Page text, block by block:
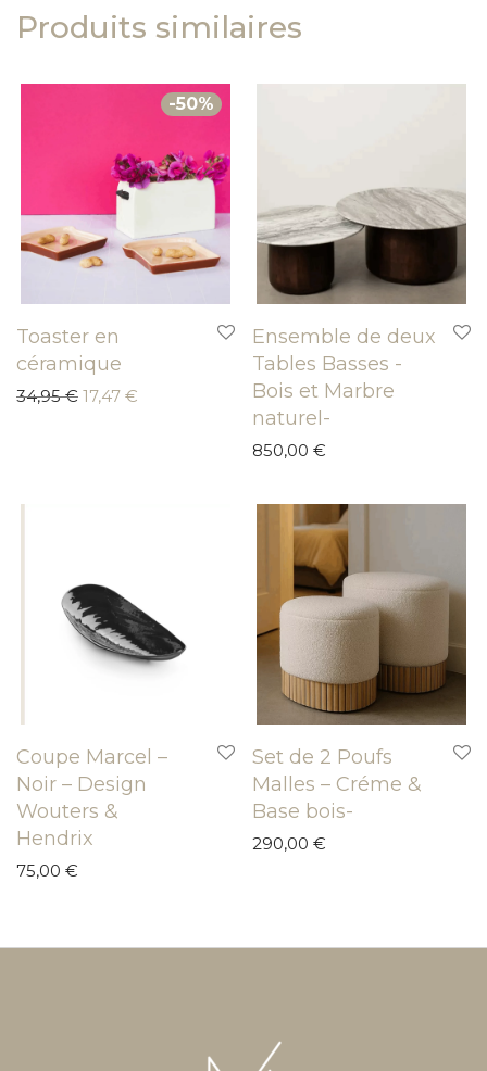
Produits similaires
-50%
Toaster en
céramique
34,95€ Le prix initial était : 34,95 €.
17,47 € Le prix actuel est : 17,47 €.
Ensemble de deux
Tables Basses -
Bois et Marbre
naturel-
850,00 €
Coupe Marcel –
Noir – Design
Wouters &
Hendrix
75,00 €
Set de 2 Poufs
Malles – Créme &
Base bois-
290,00 €